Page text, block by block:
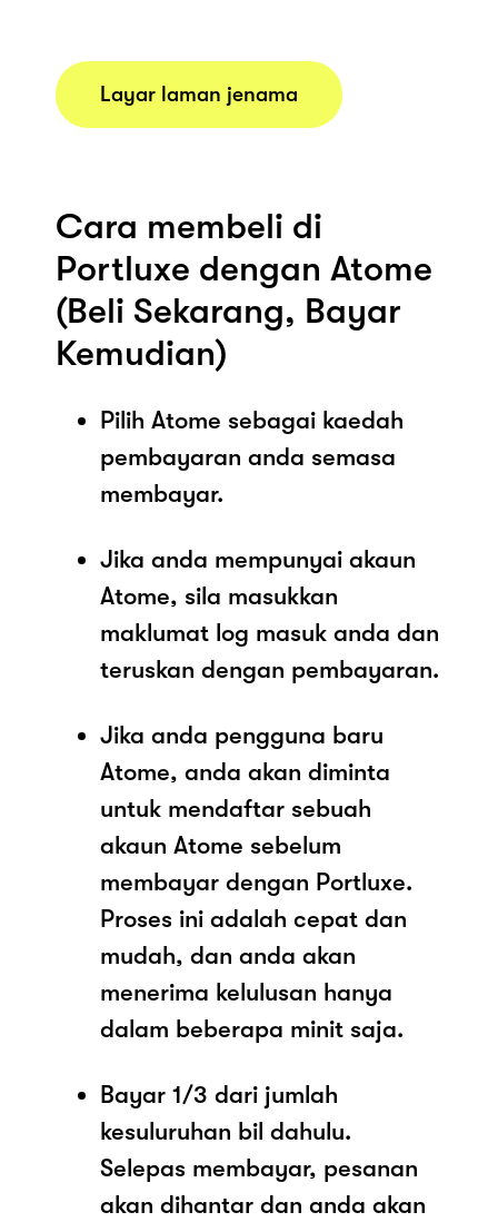
Layar laman jenama
Cara membeli di
Portluxe dengan Atome
(Beli Sekarang, Bayar
Kemudian)
Pilih Atome sebagai kaedah
pembayaran anda semasa
membayar.
Jika anda mempunyai akaun
Atome, sila masukkan
maklumat log masuk anda dan
teruskan dengan pembayaran.
Jika anda pengguna baru
Atome, anda akan diminta
untuk mendaftar sebuah
akaun Atome sebelum
membayar dengan Portluxe.
Proses ini adalah cepat dan
mudah, dan anda akan
menerima kelulusan hanya
dalam beberapa minit saja.
Bayar 1/3 dari jumlah
kesuluruhan bil dahulu.
Selepas membayar, pesanan
akan dihantar dan anda akan